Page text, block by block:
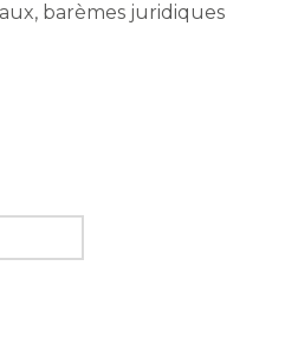
barèmes juridiques